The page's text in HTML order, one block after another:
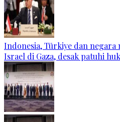
Indonesia, Türkiye dan negara
Israel di Gaza, desak patuhi